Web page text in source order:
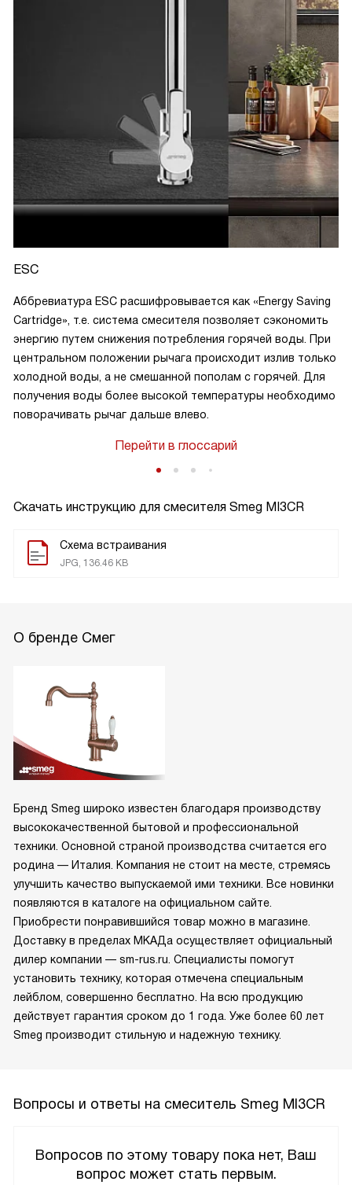
Скачать инструкцию для смесителя Smeg MI3CR
Схема встраивания
JPG, 136.46 KB
ESC
Аббревиатура ESC расшифровывается как «Energy Saving
Cartridge», т.е. система смесителя позволяет сэкономить
энергию путем снижения потребления горячей воды. При
центральном положении рычага происходит излив только
холодной воды, а не смешанной пополам с горячей. Для
получения воды более высокой температуры необходимо
поворачивать рычаг дальше влево.
Перейти в глоссарий
О бренде Смег
Бренд Smeg широко известен благодаря производству
высококачественной бытовой и профессиональной
техники. Основной страной производства считается его
родина — Италия. Компания не стоит на месте, стремясь
улучшить качество выпускаемой ими техники. Все новинки
появляются в каталоге на официальном сайте.
Приобрести понравившийся товар можно в магазине.
Доставку в пределах МКАДа осуществляет официальный
дилер компании — sm-rus.ru. Специалисты помогут
установить технику, которая отмечена специальным
лейблом, совершенно бесплатно. На всю продукцию
действует гарантия сроком до 1 года. Уже более 60 лет
Smeg производит стильную и надежную технику.
Вопросы и ответы на смеситель Smeg MI3CR
Вопросов по этому товару пока нет, Ваш
вопрос может стать первым.